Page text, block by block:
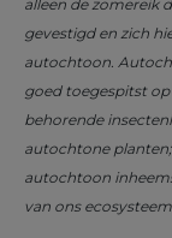
alleen de zomereik
gevestigd en zich
autochtoon.
goed toegespitst
behorende
autochtone
autochtoon
van ons